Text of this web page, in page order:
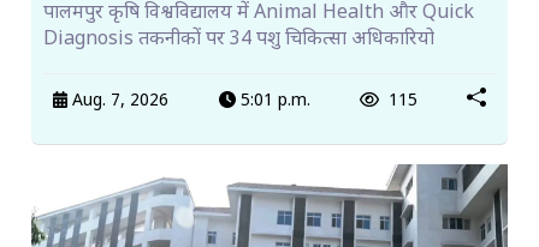
पालमपुर कृषि विश्वविद्यालय में Animal Health और Quick
Diagnosis तकनीकों पर 34 पशु चिकित्सा अधिकारियो
Aug. 7, 2026 5:01 p.m. 115